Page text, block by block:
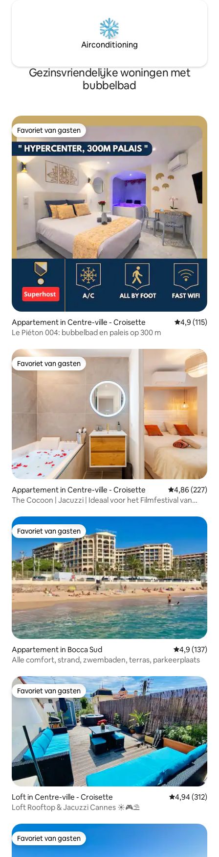
Airconditioning
Gezinsvriendelijke woningen met
bubbelbad
Favoriet van gasten
Favoriet van gasten
Appartement in Centre-ville - Croisette Gemiddelde
4,9 (115)
Le Piéton 004: bubbelbad en paleis op 300 m
Favoriet van gasten
Favoriet van gasten
Appartement in Centre-ville - Croisette Gemiddelde
4,86 (227)
The Cocoon | Jacuzzi | Ideaal voor het Filmfestival van
Favoriet van gasten
Favoriet van gasten
Appartement in Bocca Sud Gemiddelde
4,9 (137)
Alle comfort, strand, zwembaden, terras, parkeerplaats
Favoriet van gasten
Favoriet van gasten
Loft in Centre-ville - Croisette Gemiddelde
4,94 (312)
Loft Rooftop & Jacuzzi Cannes ☀️🎮⛱
Favoriet van gasten
Favoriet van gasten